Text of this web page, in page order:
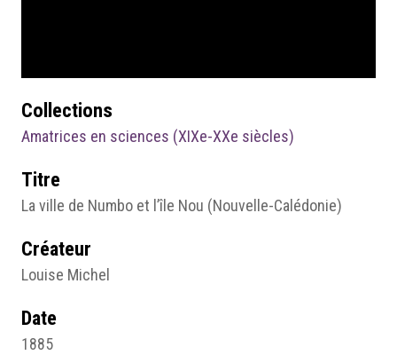
Collections
Amatrices en sciences (XIXe-XXe siècles)
Titre
La ville de Numbo et l’île Nou (Nouvelle-Calédonie)
Créateur
Louise Michel
Date
1885